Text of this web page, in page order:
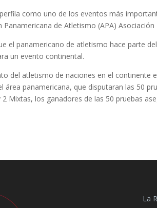
como uno de los eventos más
Panamericana de Atletismo (APA)
el panamericano de atletismo hace parte
un evento continental.
del atletismo de naciones en el
área panamericana, que disputaran las 50
Mixtas, los ganadores de las 50 pruebas
La